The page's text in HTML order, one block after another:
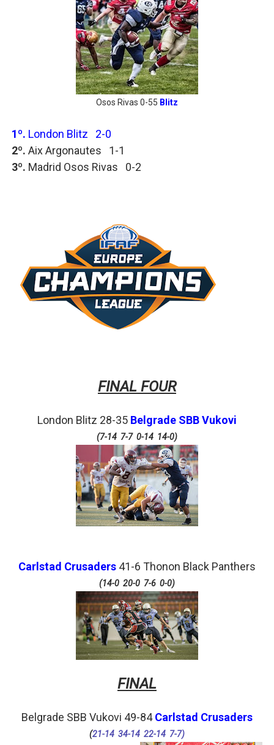
Osos Rivas 0-55 Blitz
1º. London Blitz 2-0
2º. Aix Argonautes 1-1
3º. Madrid Osos Rivas 0-2
FINAL FOUR
London Blitz 28-35 Belgrade SBB Vukovi
(7-14 7-7 0-14 14-0)
Carlstad Crusaders 41-6 Thonon Black Panthers
(14-0 20-0 7-6 0-0)
FINAL
Belgrade SBB Vukovi 49-84Carlstad Crusaders
(21-14 34-14 22-14 7-7)